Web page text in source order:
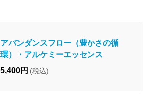
アバンダンスフロー（豊かさの循
環）・アルケミーエッセンス
5,400円 (税込)